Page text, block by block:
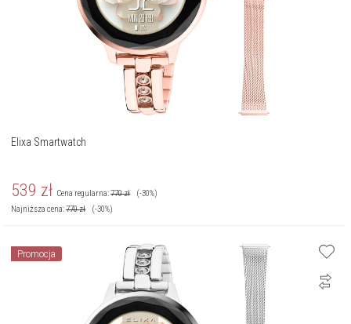
Elixa Smartwatch
539 zł Cena regularna:770zł
(-30%)
Najniższa cena:770zł (-30%)
Promocja